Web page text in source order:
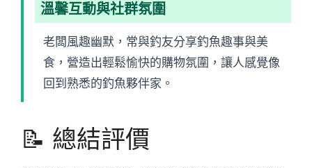
溫馨互動與社群氛圍
老闆風趣幽默，常與釣友分享釣魚趣事與美
食，營造出輕鬆愉快的購物氛圍，讓人感覺像
回到熟悉的釣魚夥伴家。
📝 總結評價